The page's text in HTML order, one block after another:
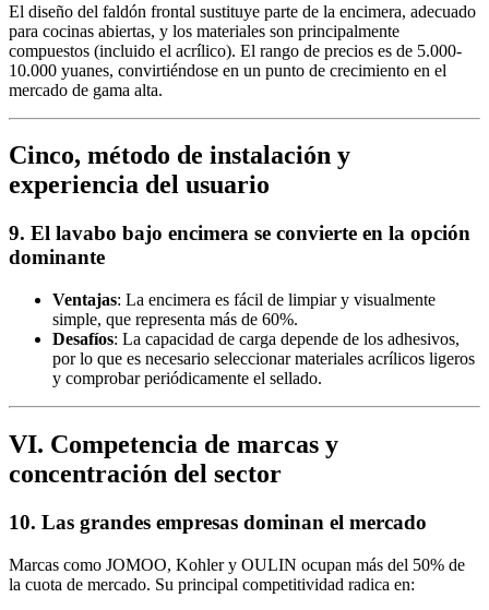
El diseño del faldón frontal sustituye parte de la encimera, adecuado
para cocinas abiertas, y los materiales son principalmente
compuestos (incluido el acrílico). El rango de precios es de 5.000-
10.000 yuanes, convirtiéndose en un punto de crecimiento en el
mercado de gama alta.
Cinco, método de instalación y
experiencia del usuario
9. El lavabo bajo encimera se convierte en la opción
dominante
Ventajas: La encimera es fácil de limpiar y visualmente
simple, que representa más de 60%.
Desafíos: La capacidad de carga depende de los adhesivos,
por lo que es necesario seleccionar materiales acrílicos ligeros
y comprobar periódicamente el sellado.
VI. Competencia de marcas y
concentración del sector
10. Las grandes empresas dominan el mercado
Marcas como JOMOO, Kohler y OULIN ocupan más del 50% de
la cuota de mercado. Su principal competitividad radica en: